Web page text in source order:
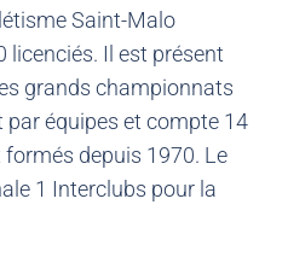
Saint-Malo
licenciés. Il est présent
grands championnats
par équipes et compte 14
depuis 1970. Le
1 Interclubs pour la